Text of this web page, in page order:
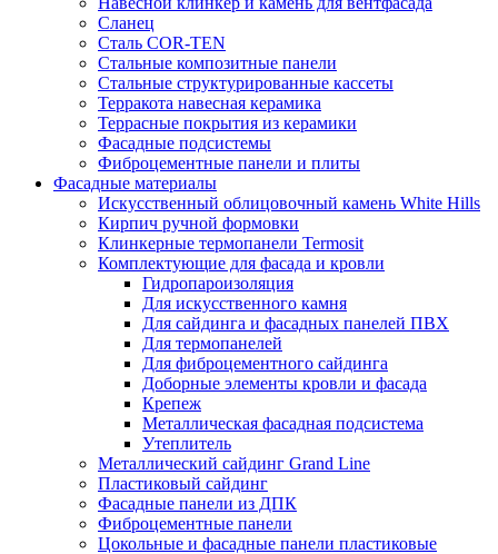
Сланец
Сталь COR-TEN
Стальные композитные панели
Стальные структурированные кассеты
Терракота навесная керамика
Террасные покрытия из керамики
Фасадные подсистемы
Фиброцементные панели и плиты
Фасадные материалы
Искусственный облицовочный камень White Hills
Кирпич ручной формовки
Клинкерные термопанели Termosit
Комплектующие для фасада и кровли
Гидропароизоляция
Для искусственного камня
Для сайдинга и фасадных панелей ПВХ
Для термопанелей
Для фиброцементного сайдинга
Доборные элементы кровли и фасада
Крепеж
Металлическая фасадная подсистема
Утеплитель
Металлический сайдинг Grand Line
Пластиковый сайдинг
Фасадные панели из ДПК
Фиброцементные панели
Цокольные и фасадные панели пластиковые